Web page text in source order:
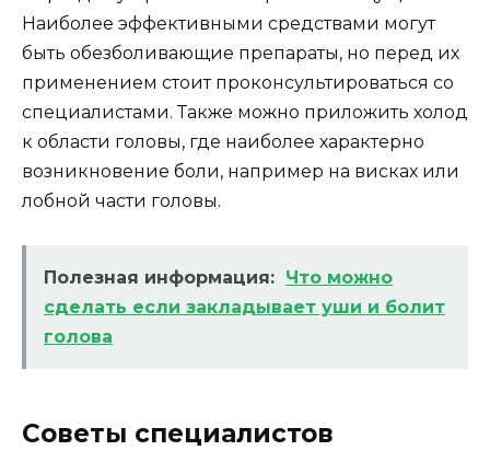
Наиболее эффективными средствами могут
быть обезболивающие препараты, но перед их
применением стоит проконсультироваться со
специалистами. Также можно приложить холод
к области головы, где наиболее характерно
возникновение боли, например на висках или
лобной части головы.
Полезная информация: Что можно
сделать если закладывает уши и болит
голова
Советы специалистов